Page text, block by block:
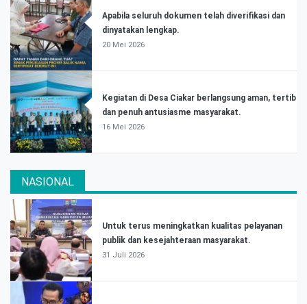
Apabila seluruh dokumen telah diverifikasi dan
dinyatakan lengkap.
20 Mei 2026
Kegiatan di Desa Ciakar berlangsung aman, tertib
dan penuh antusiasme masyarakat.
16 Mei 2026
NASIONAL
Untuk terus meningkatkan kualitas pelayanan
publik dan kesejahteraan masyarakat.
31 Juli 2026